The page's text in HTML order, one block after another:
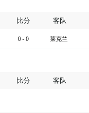
比分 客队
0 - 0 莱克兰
比分 客队